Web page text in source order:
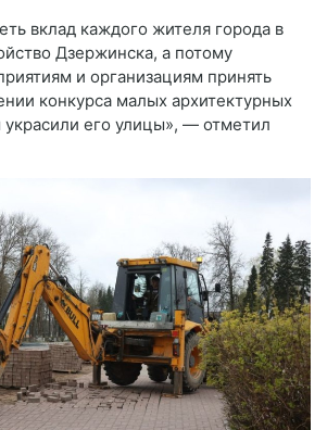
вклад каждого жителя города в
Дзержинска, а потому
и организациям принять
конкурса малых архитектурных
его улицы», — отметил